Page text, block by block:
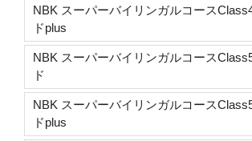
NBK スーパーバイリンガルコース
ドplus
NBK スーパーバイリンガルコース
ド
NBK スーパーバイリンガルコース
ドplus